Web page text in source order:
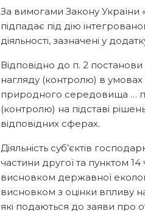
За вимогами Закону України
підпадає під дію
діяльності, зазначені у
Відповідно до п. 2
нагляду (контролю) в
природного середовища …
(контролю) на підставі
відповідних сферах.
Діяльність суб’єктів
частини другої та пунктом
висновком державної
висновком з оцінки впливу
які подаються до заяви про